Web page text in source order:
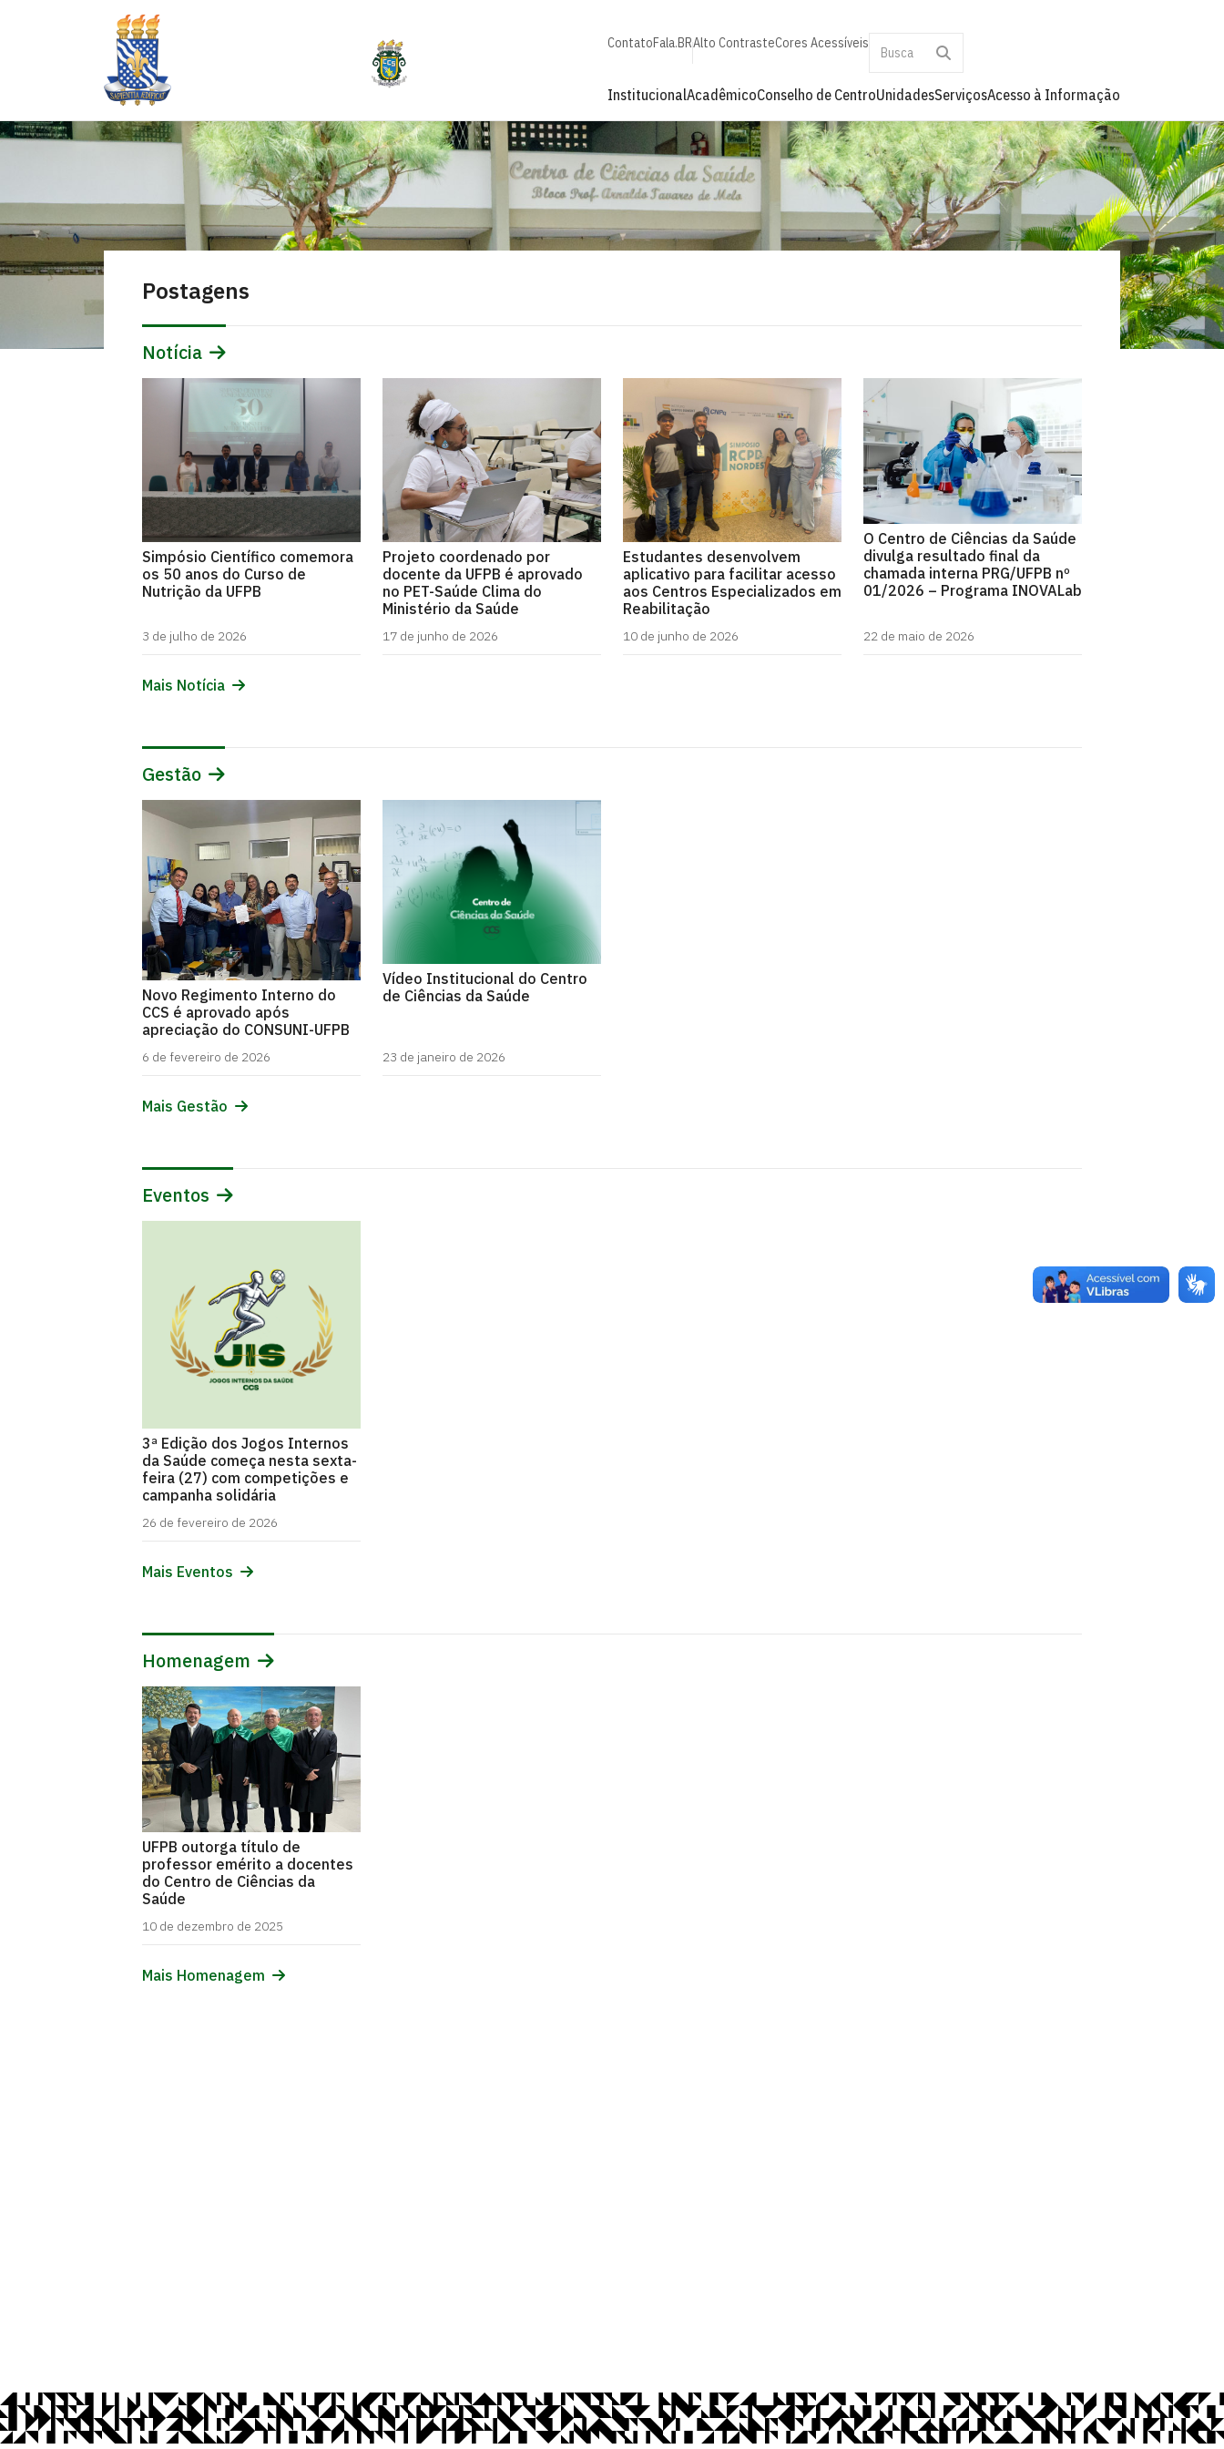
ContatoFala.BRAlto ContrasteCores Acessíveis
InstitucionalAcadêmicoConselho de CentroUnidadesServiçosAcesso à Informação
Postagens
Notícia
Simpósio Científico comemora
os 50 anos do Curso de
Nutrição da UFPB
3 de julho de 2026
Projeto coordenado por
docente da UFPB é aprovado
no PET-Saúde Clima do
Ministério da Saúde
17 de junho de 2026
Estudantes desenvolvem
aplicativo para facilitar acesso
aos Centros Especializados em
Reabilitação
10 de junho de 2026
O Centro de Ciências da Saúde
divulga resultado final da
chamada interna PRG/UFPB nº
01/2026 – Programa INOVALab
22 de maio de 2026
Mais Notícia
Gestão
Novo Regimento Interno do
CCS é aprovado após
apreciação do CONSUNI-UFPB
6 de fevereiro de 2026
Vídeo Institucional do Centro
de Ciências da Saúde
23 de janeiro de 2026
Mais Gestão
Eventos
3ª Edição dos Jogos Internos
da Saúde começa nesta sexta-
feira (27) com competições e
campanha solidária
26 de fevereiro de 2026
Mais Eventos
Homenagem
UFPB outorga título de
professor emérito a docentes
do Centro de Ciências da
Saúde
10 de dezembro de 2025
Mais Homenagem